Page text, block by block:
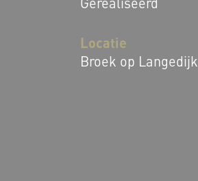
Gerealiseerd
Locatie
Broek op Langedijk